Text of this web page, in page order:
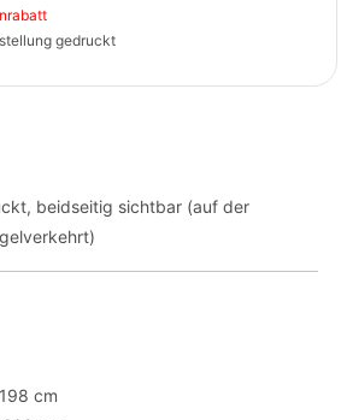
gedruckt
beidseitig sichtbar (auf der
cm